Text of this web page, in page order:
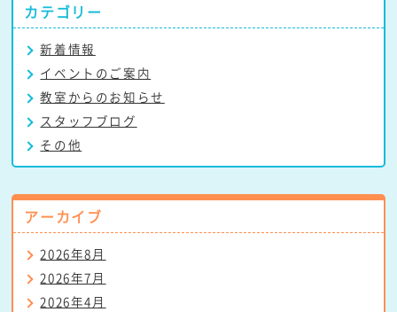
カテゴリー
新着情報
イベントのご案内
教室からのお知らせ
スタッフブログ
その他
アーカイブ
2026年8月
2026年7月
2026年4月